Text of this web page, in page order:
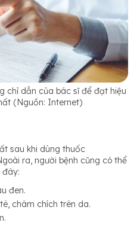
chỉ dẫn của bác sĩ để đạt hiệu
(Nguồn: Internet)
sau khi dùng thuốc
ra, người bệnh cũng có thể
đây:
đen.
châm chích trên da.